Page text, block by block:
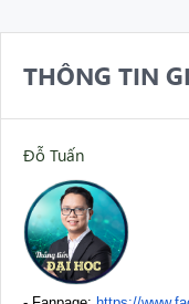
THÔNG TIN
Đỗ Tuấn